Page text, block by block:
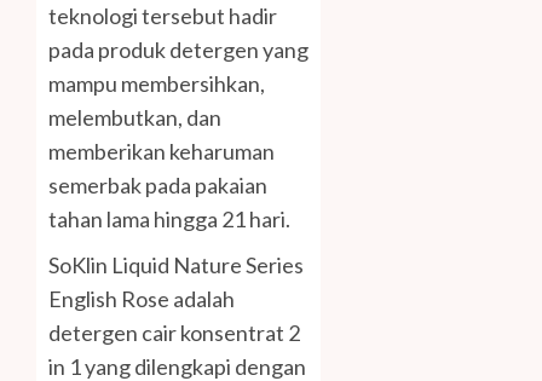
teknologi tersebut hadir
pada produk detergen yang
mampu membersihkan,
melembutkan, dan
memberikan keharuman
semerbak pada pakaian
tahan lama hingga 21 hari.
SoKlin Liquid Nature Series
English Rose adalah
detergen cair konsentrat 2
in 1 yang dilengkapi dengan